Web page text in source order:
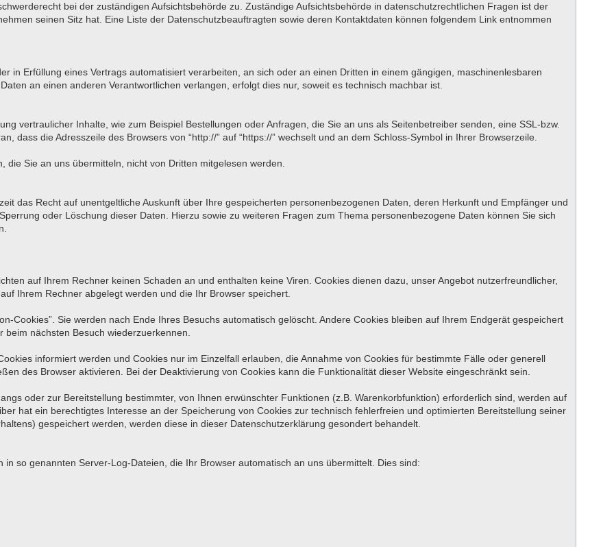
bei der zuständigen Aufsichtsbehörde zu. Zuständige Aufsichtsbehörde in datenschutzrechtlichen Fragen ist der
seinen Sitz hat. Eine Liste der Datenschutzbeauftragten sowie deren Kontaktdaten können folgendem Link entnommen
in Erfüllung eines Vertrags automatisiert verarbeiten, an sich oder an einen Dritten in einem gängigen, maschinenlesbaren
an einen anderen Verantwortlichen verlangen, erfolgt dies nur, soweit es technisch machbar ist.
vertraulicher Inhalte, wie zum Beispiel Bestellungen oder Anfragen, die Sie an uns als Seitenbetreiber senden, eine SSL-bzw.
dass die Adresszeile des Browsers von “http://” auf “https://” wechselt und an dem Schloss-Symbol in Ihrer Browserzeile.
Sie an uns übermitteln, nicht von Dritten mitgelesen werden.
das Recht auf unentgeltliche Auskunft über Ihre gespeicherten personenbezogenen Daten, deren Herkunft und Empfänger und
oder Löschung dieser Daten. Hierzu sowie zu weiteren Fragen zum Thema personenbezogene Daten können Sie sich
auf Ihrem Rechner keinen Schaden an und enthalten keine Viren. Cookies dienen dazu, unser Angebot nutzerfreundlicher,
Ihrem Rechner abgelegt werden und die Ihr Browser speichert.
Cookies”. Sie werden nach Ende Ihres Besuchs automatisch gelöscht. Andere Cookies bleiben auf Ihrem Endgerät gespeichert
nächsten Besuch wiederzuerkennen.
informiert werden und Cookies nur im Einzelfall erlauben, die Annahme von Cookies für bestimmte Fälle oder generell
des Browser aktivieren. Bei der Deaktivierung von Cookies kann die Funktionalität dieser Website eingeschränkt sein.
oder zur Bereitstellung bestimmter, von Ihnen erwünschter Funktionen (z.B. Warenkorbfunktion) erforderlich sind, werden auf
hat ein berechtigtes Interesse an der Speicherung von Cookies zur technisch fehlerfreien und optimierten Bereitstellung seiner
gespeichert werden, werden diese in dieser Datenschutzerklärung gesondert behandelt.
so genannten Server-Log-Dateien, die Ihr Browser automatisch an uns übermittelt. Dies sind: